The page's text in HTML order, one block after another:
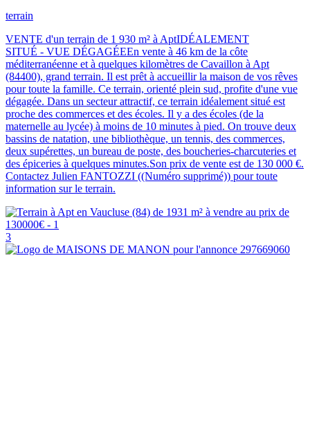
terrain
VENTE d'un terrain de 1 930 m² à AptIDÉALEMENT
SITUÉ - VUE DÉGAGÉEEn vente à 46 km de la côte
méditerranéenne et à quelques kilomètres de Cavaillon à Apt
(84400), grand terrain. Il est prêt à accueillir la maison de vos rêves
pour toute la famille. Ce terrain, orienté plein sud, profite d'une vue
dégagée. Dans un secteur attractif, ce terrain idéalement situé est
proche des commerces et des écoles. Il y a des écoles (de la
maternelle au lycée) à moins de 10 minutes à pied. On trouve deux
bassins de natation, une bibliothèque, un tennis, des commerces,
deux supérettes, un bureau de poste, des boucheries-charcuteries et
des épiceries à quelques minutes.Son prix de vente est de 130 000 €.
Contactez Julien FANTOZZI ((Numéro supprimé)) pour toute
information sur le terrain.
3